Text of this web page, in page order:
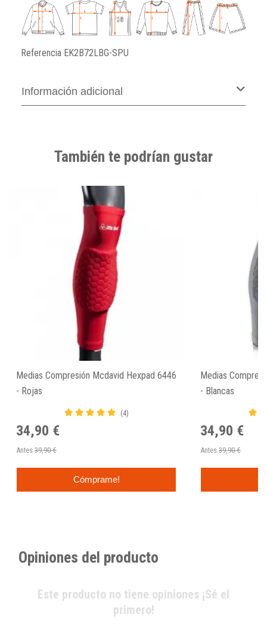
Referencia EK2B72LBG-SPU
Información adicional
También te podrían gustar
Medias Compresión Mcdavid Hexpad 6446
- Rojas
(4)
34,90 €
Antes 39,90 €
Cómprame!
Medias
- Blancas
34,90 €
Antes 39,90 €
Opiniones del producto
Este producto no tiene opiniones ¡Sé el
primero!